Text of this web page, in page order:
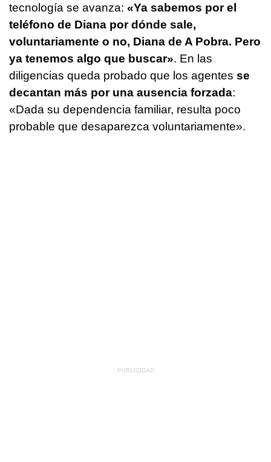
tecnología se avanza: «Ya sabemos por el
teléfono de Diana por dónde sale,
voluntariamente o no, Diana de A Pobra. Pero
ya tenemos algo que buscar». En las
diligencias queda probado que los agentes se
decantan más por una ausencia forzada:
«Dada su dependencia familiar, resulta poco
probable que desaparezca voluntariamente».